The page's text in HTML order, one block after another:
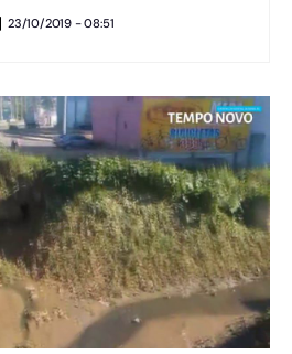
23/10/2019 - 08:51